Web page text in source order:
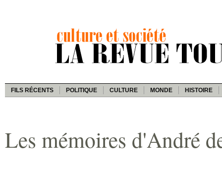
FILS RÉCENTS POLITIQUE CULTURE MONDE HISTOIRE
Les mémoires d'André